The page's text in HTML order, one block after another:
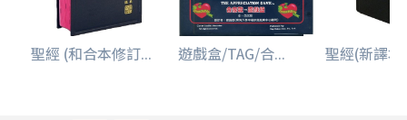
聖經 (和合本修訂... 遊戲盒/TAG/合... 聖經(新譯本